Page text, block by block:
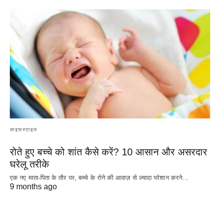
लाइफस्टाइल
रोते हुए बच्चे को शांत कैसे करें? 10 आसान और असरदार
घरेलू तरीके
एक नए माता-पिता के तौर पर, बच्चे के रोने की आवाज़ से ज़्यादा परेशान करने…
9 months ago